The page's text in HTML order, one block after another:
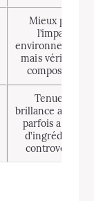
Mieux pour
l’impact
environnemental
mais vérifier la
composition
Tenue et
brillance
parfois au prix
d’ingrédients
controversés